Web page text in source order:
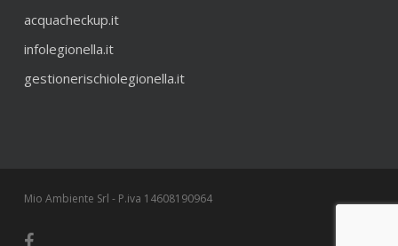
acquacheckup.it
infolegionella.it
gestionerischiolegionella.it
Mio Ambiente Srl - P.iva 14608190964
facebook